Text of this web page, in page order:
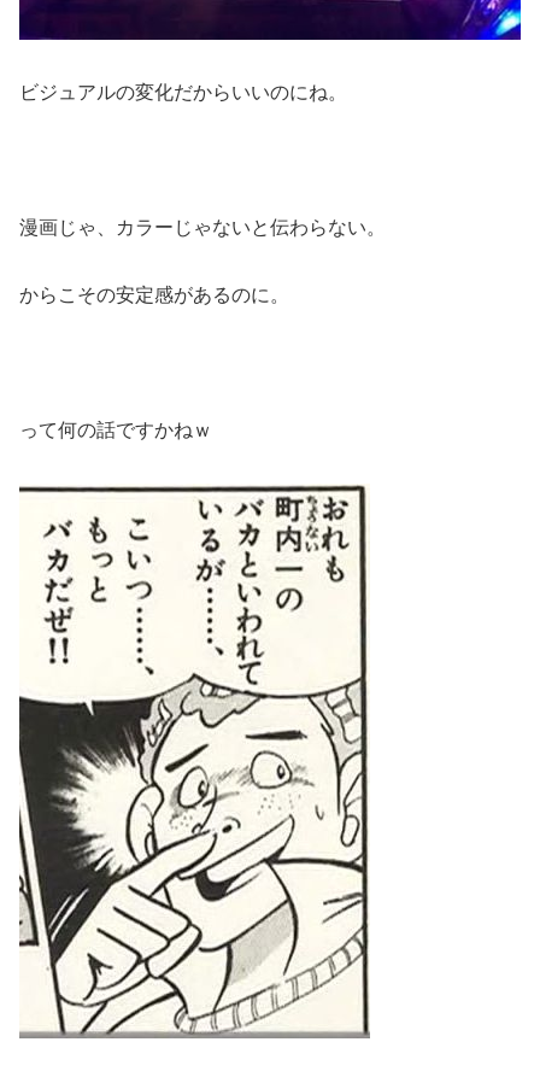
ビジュアルの変化だからいいのにね。
漫画じゃ、カラーじゃないと伝わらない。
からこその安定感があるのに。
って何の話ですかねｗ